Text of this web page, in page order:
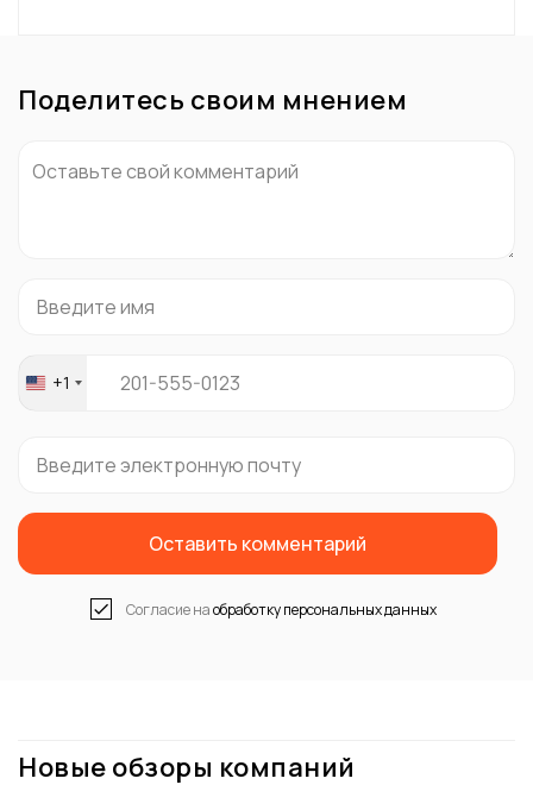
Поделитесь своим мнением
United
+1
Оставить комментарий
Согласие наобработку персональных данных
Новые обзоры компаний